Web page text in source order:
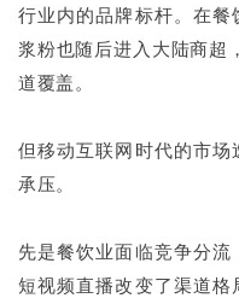
行业内的品牌标杆。在
浆粉也随后进入大陆商超
道覆盖。
但移动互联网时代的市
承压。
先是餐饮业面临竞争分流
短视频直播改变了渠道